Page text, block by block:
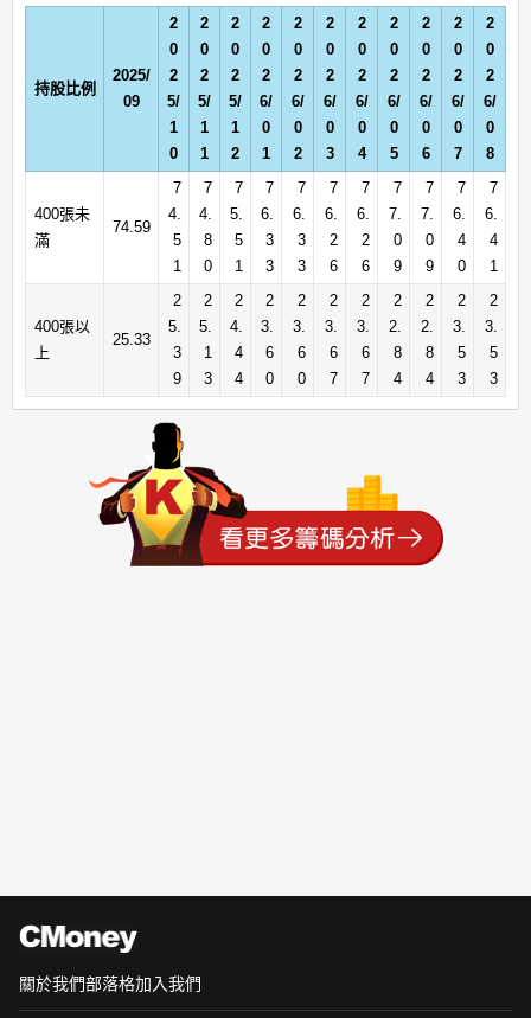
持股比例
2025/
09
2
0
2
5/
1
0
2
0
2
5/
1
1
2
0
2
5/
1
2
2
0
2
6/
0
1
2
0
2
6/
0
2
2
0
2
6/
0
3
2
0
2
6/
0
4
2
0
2
6/
0
5
2
0
2
6/
0
6
2
0
2
6/
0
7
2
0
2
6/
0
8
400張未
滿
74.59
7
4.
5
1
7
4.
8
0
7
5.
5
1
7
6.
3
3
7
6.
3
3
7
6.
2
6
7
6.
2
6
7
7.
0
9
7
7.
0
9
7
6.
4
0
7
6.
4
1
400張以
上
25.33
2
5.
3
9
2
5.
1
3
2
4.
4
4
2
3.
6
0
2
3.
6
0
2
3.
6
7
2
3.
6
7
2
2.
8
4
2
2.
8
4
2
3.
5
3
2
3.
5
3
關於我們部落格加入我們